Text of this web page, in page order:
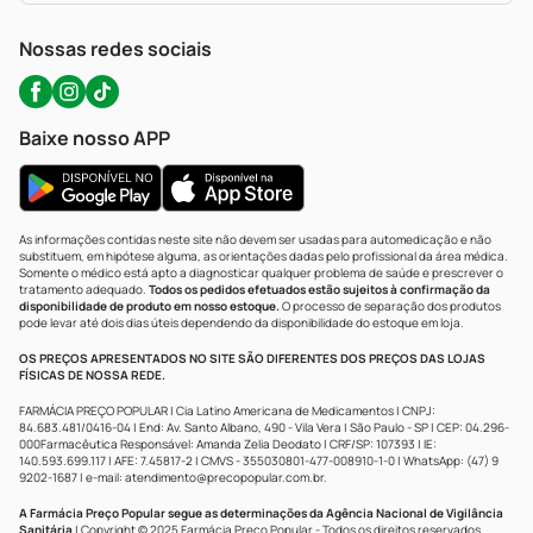
WhatsApp (47) 9202-1687
Nossas redes sociais
Baixe nosso APP
As informações contidas neste site não devem ser usadas para automedicação e não
substituem, em hipótese alguma, as orientações dadas pelo profissional da área médica.
Somente o médico está apto a diagnosticar qualquer problema de saúde e prescrever o
tratamento adequado. Todos os pedidos efetuados estão sujeitos à confirmação da
disponibilidade de produto em nosso estoque.O processo de separação dos produtos
pode levar até dois dias úteis dependendo da disponibilidade do estoque em loja.
OS PREÇOS APRESENTADOS NO SITE SÃO DIFERENTES DOS PREÇOS DAS LOJAS
FÍSICAS DE NOSSA REDE.
FARMÁCIA PREÇO POPULAR | Cia Latino Americana de Medicamentos | CNPJ:
84.683.481/0416-04 | End: Av. Santo Albano, 490 - Vila Vera | São Paulo - SP | CEP: 04.296-
000Farmacêutica Responsável: Amanda Zelia Deodato | CRF/SP: 107393 | IE:
140.593.699.117 | AFE: 7.45817-2 | CMVS - 355030801-477-008910-1-0 | WhatsApp: (47) 9
9202-1687 | e-mail: atendimento@precopopular.com.br.
A Farmácia Preço Popular segue as determinações da Agência Nacional de Vigilância
Sanitária | Copyright © 2025 Farmácia Preço Popular - Todos os direitos reservados.